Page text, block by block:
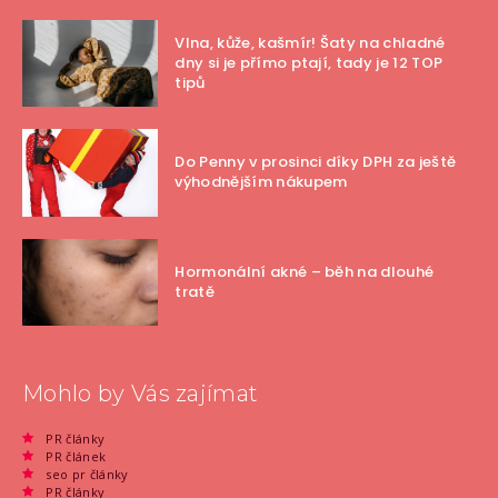
Vlna, kůže, kašmír! Šaty na chladné
dny si je přímo ptají, tady je 12 TOP
tipů
Do Penny v prosinci díky DPH za ještě
výhodnějším nákupem
Hormonální akné – běh na dlouhé
tratě
Mohlo by Vás zajímat
PR články
PR článek
seo pr články
PR články